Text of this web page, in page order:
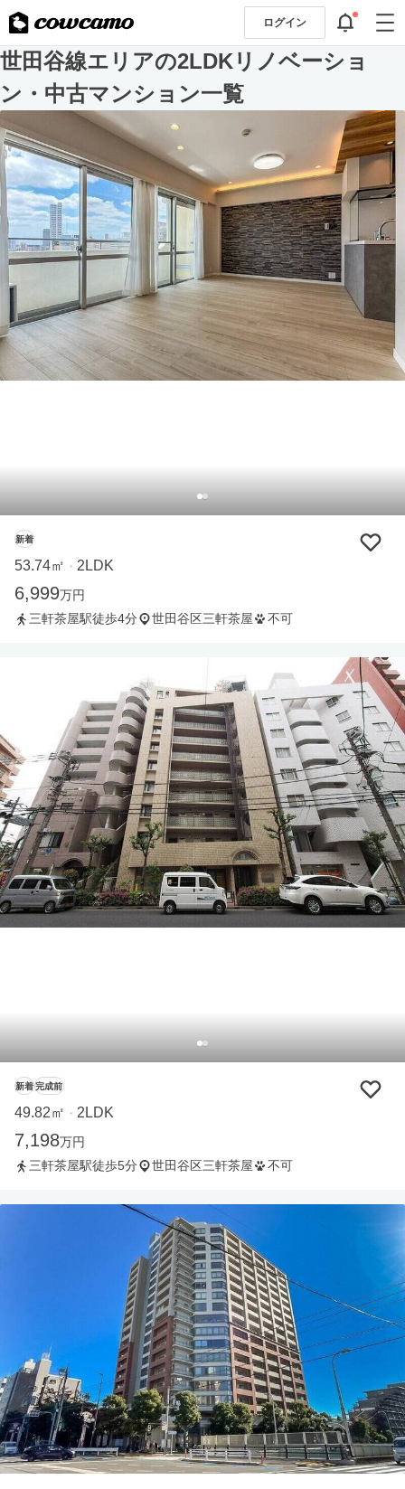
ログイン
世田谷線エリアの2LDKリノベーショ
ン・中古マンション一覧
新着
53.74㎡ ・ 2LDK
6,999万円
三軒茶屋駅徒歩4分
世田谷区三軒茶屋 不可
新着 完成前
49.82㎡ ・ 2LDK
7,198万円
三軒茶屋駅徒歩5分
世田谷区三軒茶屋 不可